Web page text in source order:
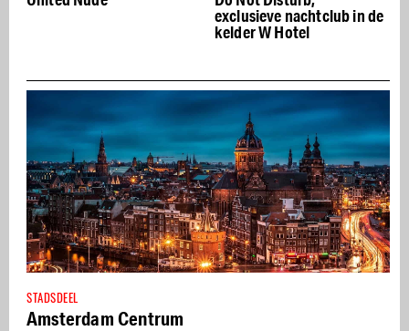
exclusieve nachtclub in de
kelder W Hotel
STADSDEEL
Amsterdam Centrum